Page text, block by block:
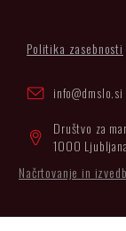
Politika zasebnosti
info@dmslo.si
Društvo za
1000 Ljubljana
Načrtovanje in